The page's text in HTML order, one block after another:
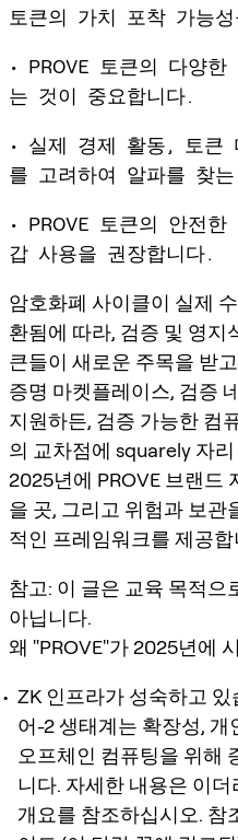
토큰의 가치 포착 가능
• PROVE 토큰의 다양
는 것이 중요합니다.
• 실제 경제 활동, 토큰
를 고려하여 알파를 찾
• PROVE 토큰의 안전
갑 사용을 권장합니다.
암호화폐 사이클이 실제
환됨에 따라, 검증 및 영지
큰들이 새로운 주목을 받
증명 마켓플레이스, 검증
지원하든, 검증 가능한 컴
의 교차점에 squarely 자
2025년에 PROVE 브랜드
을 곳, 그리고 위험과 보관
적인 프레임워크를 제공합
참고: 이 글은 교육 목적으
아닙니다.
왜 "PROVE"가 2025년에
ZK 인프라가 성숙하고
어-2 생태계는 확장성,
오프체인 컴퓨팅을 위해
니다. 자세한 내용은 이
개요를 참조하십시오. 참